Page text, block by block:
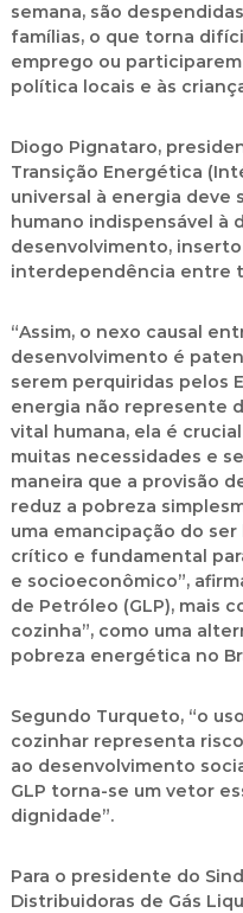
semana, são
famílias, o que torna
emprego ou
política locais e às
Diogo Pignataro,
Transição Energética
universal à energia deve
humano indispensável à
desenvolvimento,
interdependência entre
“Assim, o nexo causal
desenvolvimento é
serem perquiridas pelos
energia não represente
vital humana, ela é
muitas necessidades e
maneira que a provisão
reduz a pobreza
uma emancipação do
crítico e fundamental
e socioeconômico”,
de Petróleo (GLP), mais
cozinha”, como uma
pobreza energética no
Segundo Turqueto, “o
cozinhar representa
ao desenvolvimento
GLP torna-se um vetor
dignidade”.
Para o presidente do
Distribuidoras de Gás